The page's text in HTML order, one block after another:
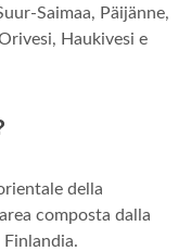
Saimaa, Päijänne,
Haukivesi e
della
composta dalla
Finlandia.